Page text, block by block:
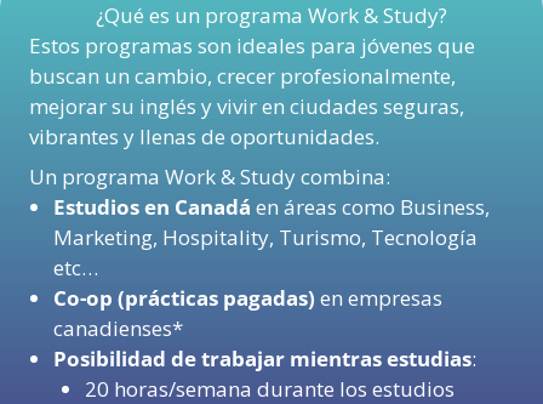
¿Qué es un programa Work & Study?
Estos programas son ideales para jóvenes que
buscan un cambio, crecer profesionalmente,
mejorar su inglés y vivir en ciudades seguras,
vibrantes y llenas de oportunidades.
Un programa Work & Study combina:
Estudios en Canadá en áreas como Business,
Marketing, Hospitality, Turismo, Tecnología
etc…
Co-op (prácticas pagadas) en empresas
canadienses*
Posibilidad de trabajar mientras estudias:
20 horas/semana durante los estudios